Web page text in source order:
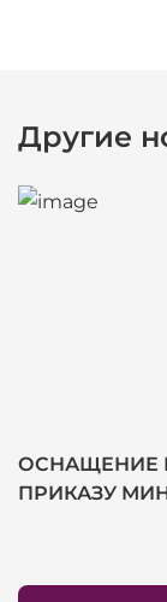
Другие
ОСНАЩЕНИЕ
ПРИКАЗУ